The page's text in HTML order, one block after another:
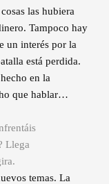
las hubiera
Tampoco hay
un interés por la
está perdida.
en la
que hablar…
Llega
temas. La